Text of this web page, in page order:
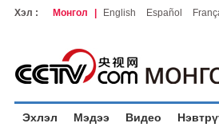
Хэл : Монгол English Español
Эхлэл Мэдээ Видео